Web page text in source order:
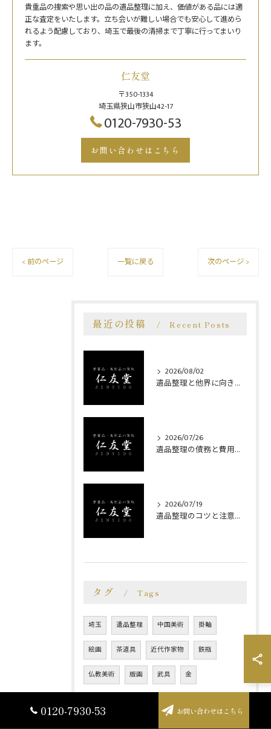
貴重品の捜索や思い出の品の遺品整理に加え、価値がある品には適
正な査定をいたします。立ち会いが難しい場合でも安心して進めら
れるよう配慮しており、埼玉で最後の清掃まで丁寧に行ってまいり
ます。
仁友堂
〒350-1334
埼玉県狭山市狭山42-17
0120-7930-53
お問い合わせはこちら
< 前のページ 一覧に戻る 次のページ >
最近の投稿 Recent Posts
2026/08/02
遺品整理と他界に向き合う埼玉県狭山市南埼玉郡宮代町での安心サポート事例
2026/07/26
遺品整理の債務と費用負担を巡る相続人の心得とトラブル防止策
2026/07/19
遺品整理のコツと注意点を狭山市やさいたま市北区で安心実践する方法
タグ Tags
埼玉 遺品整理 中国美術 掛軸
絵画 茶道具 近代作家物 鉄瓶
仏教美術 版画 武具 金
0120-7930-53 お問い合わせはこちら